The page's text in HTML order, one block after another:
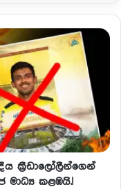
කී‍්‍රඩාලෝලීන්ගෙන්
මාධ්‍ය කළඹයි.!